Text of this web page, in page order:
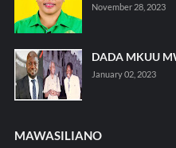
November 28, 2023
DADA MKUU
January 02, 2023
MAWASILIANO